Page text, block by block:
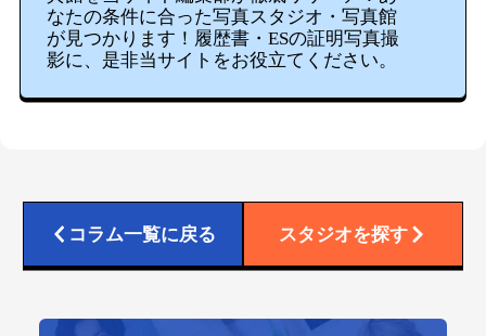
なたの条件に合った写真スタジオ・写真館
が見つかります！履歴書・ESの証明写真撮
影に、是非当サイトをお役立てください。
コラム一覧に戻る スタジオを探す